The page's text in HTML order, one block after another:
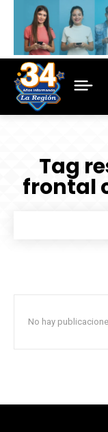
Tag
frontal
No hay